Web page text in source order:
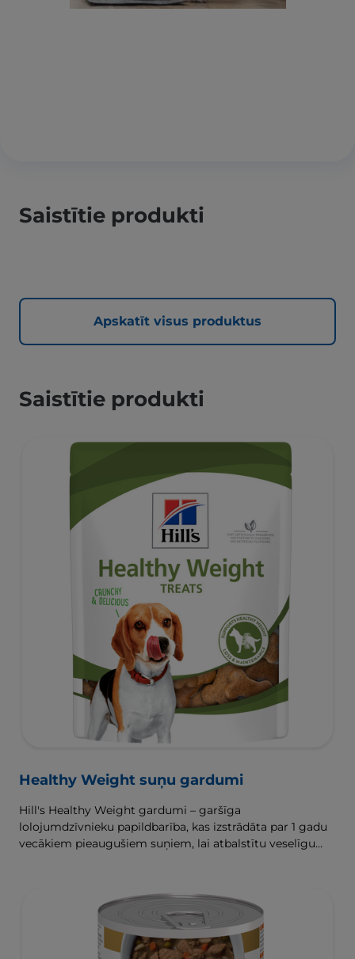
Saistītie produkti
Apskatīt visus produktus
Saistītie produkti
Healthy Weight suņu gardumi
Hill's Healthy Weight gardumi – garšīga
lolojumdzīvnieku papildbarība, kas izstrādāta par 1 gadu
vecākiem pieaugušiem suņiem, lai atbalstītu veselīgu